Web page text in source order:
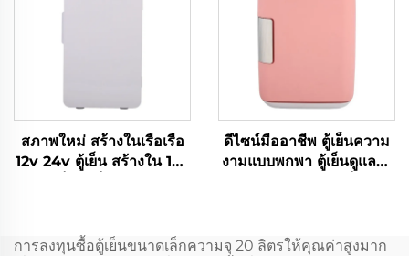
สภาพใหม่ สร้างในเรือเรือ
12v 24v ตู้เย็น สร้างใน 12v
ดีไซน์มืออาชีพ ตู้เย็นความ
งามแบบพกพา ตู้เย็นดูแลผิว
การลงทุนซื้อตู้เย็นขนาดเล็กความจุ 20 ลิตรให้คุณค่าสูงมาก